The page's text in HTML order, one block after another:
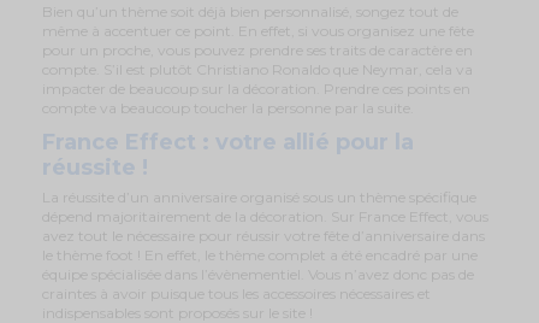
Bien qu’un thème soit déjà bien personnalisé, songez tout de
même à accentuer ce point. En effet, si vous organisez une fête
pour un proche, vous pouvez prendre ses traits de caractère en
compte. S’il est plutôt Christiano Ronaldo que Neymar, cela va
impacter de beaucoup sur la décoration. Prendre ces points en
compte va beaucoup toucher la personne par la suite.
France Effect : votre allié pour la
réussite !
La réussite d’un anniversaire organisé sous un thème spécifique
dépend majoritairement de la décoration. Sur France Effect, vous
avez tout le nécessaire pour réussir votre fête d’anniversaire dans
le thème foot ! En effet, le thème complet a été encadré par une
équipe spécialisée dans l’évènementiel. Vous n’avez donc pas de
craintes à avoir puisque tous les accessoires nécessaires et
indispensables sont proposés sur le site !